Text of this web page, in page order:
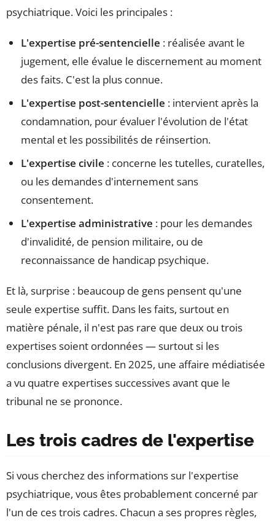
psychiatrique. Voici les principales :
L'expertise pré-sentencielle : réalisée avant le
jugement, elle évalue le discernement au moment
des faits. C'est la plus connue.
L'expertise post-sentencielle : intervient après la
condamnation, pour évaluer l'évolution de l'état
mental et les possibilités de réinsertion.
L'expertise civile : concerne les tutelles, curatelles,
ou les demandes d'internement sans
consentement.
L'expertise administrative : pour les demandes
d'invalidité, de pension militaire, ou de
reconnaissance de handicap psychique.
Et là, surprise : beaucoup de gens pensent qu'une
seule expertise suffit. Dans les faits, surtout en
matière pénale, il n'est pas rare que deux ou trois
expertises soient ordonnées — surtout si les
conclusions divergent. En 2025, une affaire médiatisée
a vu quatre expertises successives avant que le
tribunal ne se prononce.
Les trois cadres de l'expertise
Si vous cherchez des informations sur l'expertise
psychiatrique, vous êtes probablement concerné par
l'un de ces trois cadres. Chacun a ses propres règles,